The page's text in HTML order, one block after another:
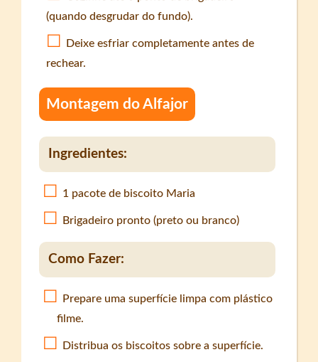
(quando desgrudar do fundo).
Deixe esfriar completamente antes de
rechear.
Montagem do Alfajor
Ingredientes:
1 pacote de biscoito Maria
Brigadeiro pronto (preto ou branco)
Como Fazer:
Prepare uma superfície limpa com plástico
filme.
Distribua os biscoitos sobre a superfície.